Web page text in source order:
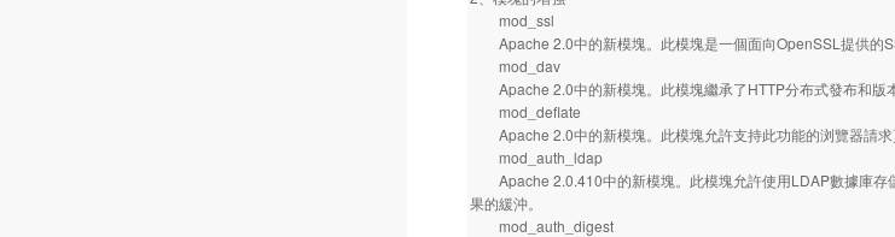
mod_ssl
Apache 2.0中的新模塊。此模塊是一個面向OpenSSL提供的
mod_dav
Apache 2.0中的新模塊。此模塊繼承了HTTP分布式發布和版
mod_deflate
Apache 2.0中的新模塊。此模塊允許支持此功能的浏覽器請求
mod_auth_ldap
Apache 2.0.410中的新模塊。此模塊允許使用LDAP數據庫存
果的緩沖。
mod_auth_digest